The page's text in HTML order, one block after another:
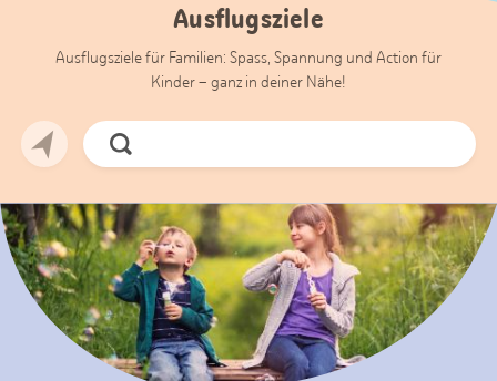
Ausflugsziele
Ausflugsziele für Familien: Spass, Spannung und Action für
Kinder – ganz in deiner Nähe!
Jetzt
Suchen